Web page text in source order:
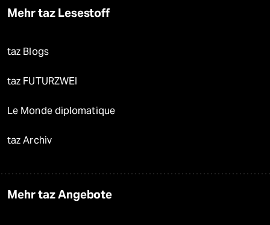
Mehr taz Lesestoff
taz Blogs
taz FUTURZWEI
Le Monde diplomatique
taz Archiv
Mehr taz Angebote